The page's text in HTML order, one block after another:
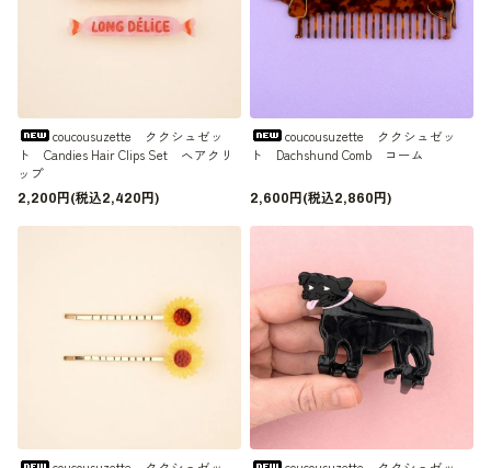
coucousuzette ククシュゼッ
ト Candies Hair Clips Set ヘアクリ
ップ
2,200円(税込2,420円)
coucousuzette ククシュゼッ
ト Dachshund Comb コーム
2,600円(税込2,860円)